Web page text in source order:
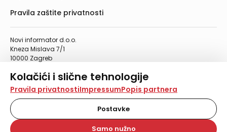
Kolačići i slične tehnologije
Na našoj web stranici koristimo kolačiće i slične
tehnologije za pohranu, čitanje i obradu informacija na
vašem uređaju. Time poboljšavamo korisničko iskustvo,
analiziramo promet na stranici te prikazujemo sadržaje i
oglase koji vas zanimaju. Korisnički profili mogu se kreirati
Pravila privatnostiImpressumPopis partnera
Postavke
Samo nužno
Novi informator d.o.o.
Kneza Mislava 7/1
10000 Zagreb
Telefaks: 01/4612-553
info@informator.hr
PRATITE NAS:
Pravila zaštite privatnosti